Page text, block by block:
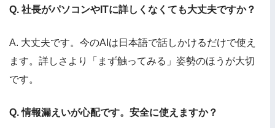
Q. 社長がパソコンやITに詳しくなくても大丈夫ですか？
A. 大丈夫です。今のAIは日本語で話しかけるだけで使え
ます。詳しさより「まず触ってみる」姿勢のほうが大切
です。
Q. 情報漏えいが心配です。安全に使えますか？